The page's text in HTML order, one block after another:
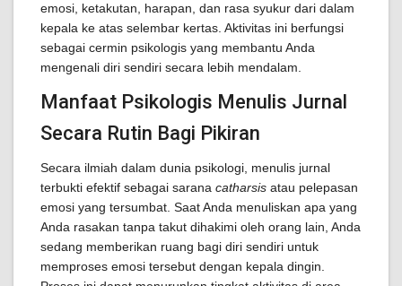
emosi, ketakutan, harapan, dan rasa syukur dari dalam
kepala ke atas selembar kertas. Aktivitas ini berfungsi
sebagai cermin psikologis yang membantu Anda
mengenali diri sendiri secara lebih mendalam.
Manfaat Psikologis Menulis Jurnal
Secara Rutin Bagi Pikiran
Secara ilmiah dalam dunia psikologi, menulis jurnal
terbukti efektif sebagai sarana catharsis atau pelepasan
emosi yang tersumbat. Saat Anda menuliskan apa yang
Anda rasakan tanpa takut dihakimi oleh orang lain, Anda
sedang memberikan ruang bagi diri sendiri untuk
memproses emosi tersebut dengan kepala dingin.